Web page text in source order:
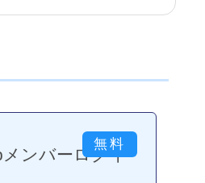
ンバーログイ